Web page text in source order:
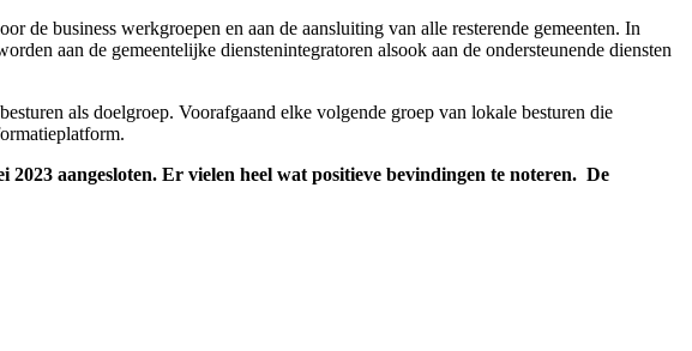
business werkgroepen en aan de aansluiting van alle resterende gemeenten. In
aan de gemeentelijke dienstenintegratoren alsook aan de ondersteunende diensten
als doelgroep. Voorafgaand elke volgende groep van lokale besturen die
aangesloten. Er vielen heel wat positieve bevindingen te noteren. De